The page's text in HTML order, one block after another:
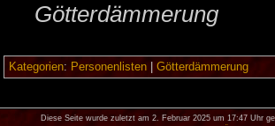
Götterdämmerung
Kategorien: Personenlisten| Götterdämmerung
Diese Seite wurde zuletzt am 2. Februar 2025 um 17:47 Uhr